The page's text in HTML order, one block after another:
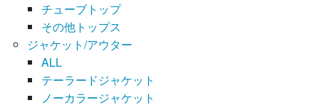
チューブトップ
その他トップス
ジャケット/アウター
ALL
テーラードジャケット
ノーカラージャケット